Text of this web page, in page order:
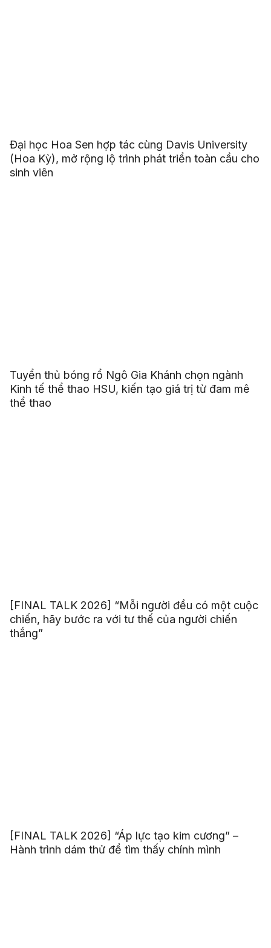
Đại học Hoa Sen hợp tác cùng Davis University
(Hoa Kỳ), mở rộng lộ trình phát triển toàn cầu cho
sinh viên
Tuyển thủ bóng rổ Ngô Gia Khánh chọn ngành
Kinh tế thể thao HSU, kiến tạo giá trị từ đam mê
thể thao
[FINAL TALK 2026] “Mỗi người đều có một cuộc
chiến, hãy bước ra với tư thế của người chiến
thắng”
[FINAL TALK 2026] “Áp lực tạo kim cương” –
Hành trình dám thử để tìm thấy chính mình